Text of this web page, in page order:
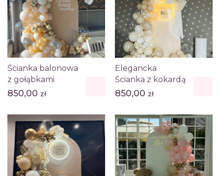
Ścianka balonowa
z gołąbkami
850,00 zł
Elegancka
Ścianka z kokardą
850,00 zł